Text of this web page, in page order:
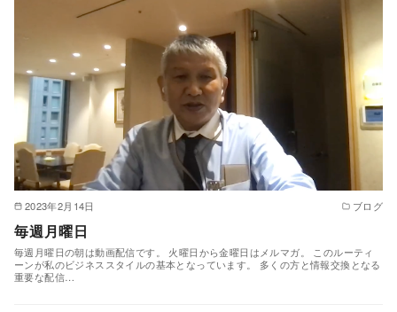
2023年2月14日 ブログ
毎週月曜日
毎週月曜日の朝は動画配信です。 火曜日から金曜日はメルマガ。 このルーティ
ーンが私のビジネススタイルの基本となっています。 多くの方と情報交換となる
重要な配信…